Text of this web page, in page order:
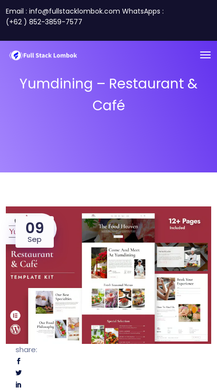
Email : info@fullstacklombok.com WhatsApps :
(+62 ) 852-3859-7577
Yumdining – Restaurant &
Café
09
Sep
share: